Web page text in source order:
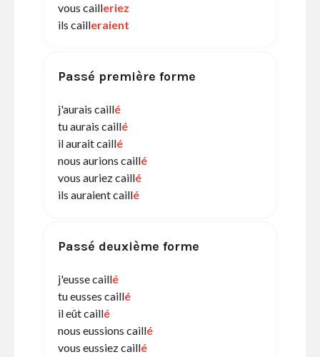
vous cailleriez
ils cailleraient
Passé première forme
j'aurais caillé
tu aurais caillé
il aurait caillé
nous aurions caillé
vous auriez caillé
ils auraient caillé
Passé deuxième forme
j'eusse caillé
tu eusses caillé
il eût caillé
nous eussions caillé
vous eussiez caillé